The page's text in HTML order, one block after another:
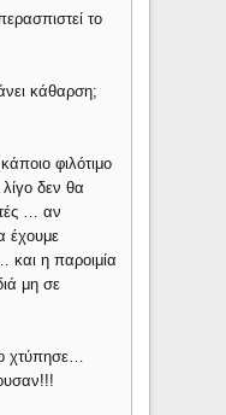
το
κάθαρση;
φιλότιμο
δεν θα
… αν
έχουμε
η παροιμία
μη σε
χτύπησε…